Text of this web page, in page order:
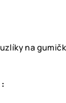
na